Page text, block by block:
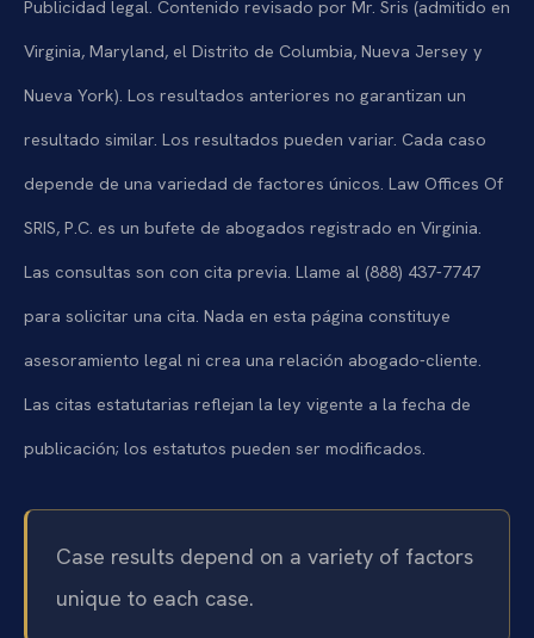
Publicidad legal. Contenido revisado por Mr. Sris (admitido en
Virginia, Maryland, el Distrito de Columbia, Nueva Jersey y
Nueva York). Los resultados anteriores no garantizan un
resultado similar. Los resultados pueden variar. Cada caso
depende de una variedad de factores únicos. Law Offices Of
SRIS, P.C. es un bufete de abogados registrado en Virginia.
Las consultas son con cita previa. Llame al (888) 437-7747
para solicitar una cita. Nada en esta página constituye
asesoramiento legal ni crea una relación abogado-cliente.
Las citas estatutarias reflejan la ley vigente a la fecha de
publicación; los estatutos pueden ser modificados.
Case results depend on a variety of factors
unique to each case.